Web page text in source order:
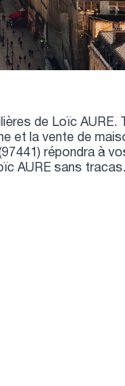
de Loïc
et la vente de
répondra à
AURE sans tracas.